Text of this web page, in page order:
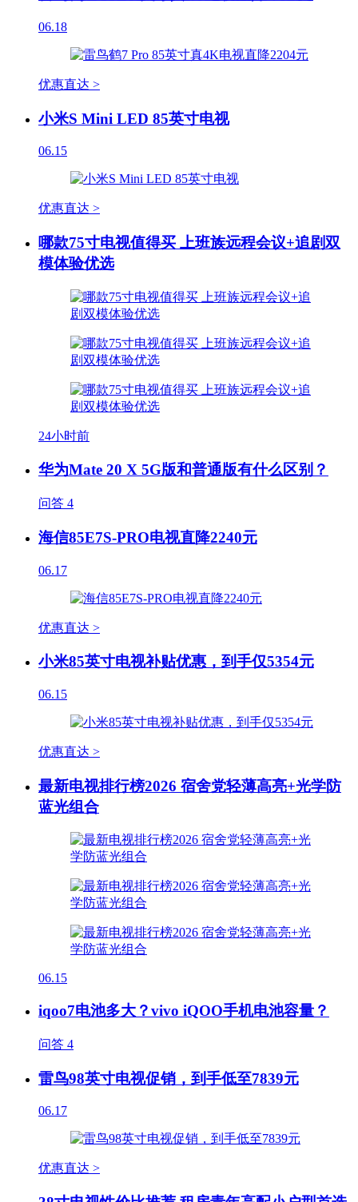
06.18
优惠直达 >
小米S Mini LED 85英寸电视
06.15
优惠直达 >
哪款75寸电视值得买 上班族远程会议+追剧双
模体验优选
24小时前
华为Mate 20 X 5G版和普通版有什么区别？
问答 4
海信85E7S-PRO电视直降2240元
06.17
优惠直达 >
小米85英寸电视补贴优惠，到手仅5354元
06.15
优惠直达 >
最新电视排行榜2026 宿舍党轻薄高亮+光学防
蓝光组合
06.15
iqoo7电池多大？vivo iQOO手机电池容量？
问答 4
雷鸟98英寸电视促销，到手低至7839元
06.17
优惠直达 >